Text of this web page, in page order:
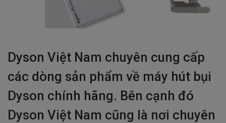
Dyson Việt Nam chuyên cung cấp
các dòng sản phẩm về máy hút bụi
Dyson chính hãng. Bên cạnh đó
Dyson Việt Nam cũng là nơi chuyên